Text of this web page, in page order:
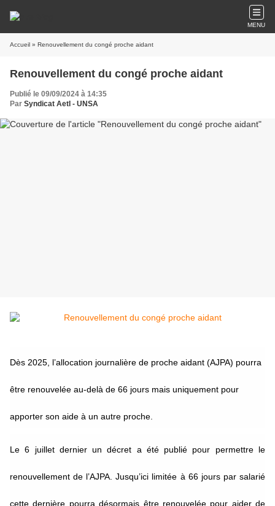
MENU
Accueil » Renouvellement du congé proche aidant
Renouvellement du congé proche aidant
Publié le 09/09/2024 à 14:35
Par Syndicat AetI - UNSA
Dès 2025, l’allocation journalière de proche aidant (AJPA) pourra
être renouvelée au-delà de 66 jours mais uniquement pour
apporter son aide à un autre proche.
Le 6 juillet dernier un décret a été publié pour permettre le
renouvellement de l’AJPA. Jusqu’ici limitée à 66 jours par salarié
cette dernière pourra désormais être renouvelée pour aider de